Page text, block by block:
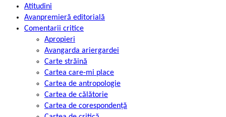
Atitudini
Avanpremieră editorială
Comentarii critice
Apropieri
Avangarda ariergardei
Carte străină
Cartea care-mi place
Cartea de antropologie
Cartea de călătorie
Cartea de corespondență